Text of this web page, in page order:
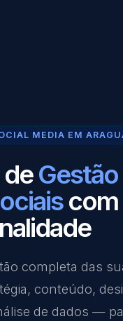
MEDIA EM
com
completa das
conteúdo,
de dados —